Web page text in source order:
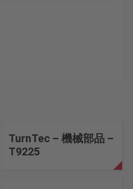
TurnTec – 機械部品 –
T9225